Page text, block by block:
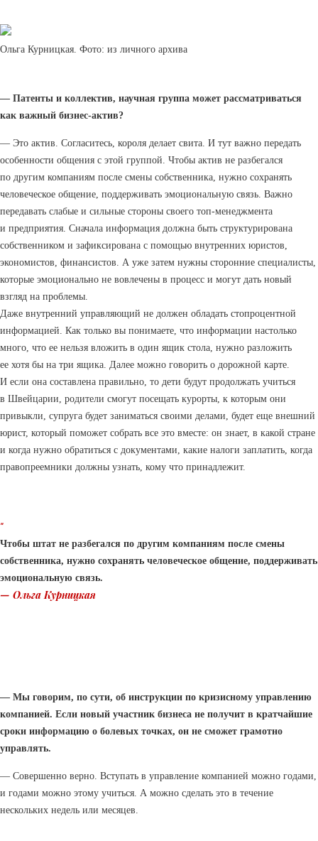
Ольга Курницкая. Фото: из личного архива
— Патенты и коллектив, научная группа может рассматриваться
как важный бизнес-актив?
— Это актив. Согласитесь, короля делает свита. И тут важно передать
особенности общения с этой группой. Чтобы актив не разбегался
по другим компаниям после смены собственника, нужно сохранять
человеческое общение, поддерживать эмоциональную связь. Важно
передавать слабые и сильные стороны своего топ-менеджмента
и предприятия. Сначала информация должна быть структурирована
собственником и зафиксирована с помощью внутренних юристов,
экономистов, финансистов. А уже затем нужны сторонние специалисты,
которые эмоционально не вовлечены в процесс и могут дать новый
взгляд на проблемы.
Даже внутренний управляющий не должен обладать стопроцентной
информацией. Как только вы понимаете, что информации настолько
много, что ее нельзя вложить в один ящик стола, нужно разложить
ее хотя бы на три ящика. Далее можно говорить о дорожной карте.
И если она составлена правильно, то дети будут продолжать учиться
в Швейцарии, родители смогут посещать курорты, к которым они
привыкли, супруга будет заниматься своими делами, будет еще внешний
юрист, который поможет собрать все это вместе: он знает, в какой стране
и когда нужно обратиться с документами, какие налоги заплатить, когда
правопреемники должны узнать, кому что принадлежит.
“
Чтобы штат не разбегался по другим компаниям после смены
собственника, нужно сохранять человеческое общение, поддерживать
эмоциональную связь.
— Ольга Курницкая
— Мы говорим, по сути, об инструкции по кризисному управлению
компанией. Если новый участник бизнеса не получит в кратчайшие
сроки информацию о болевых точках, он не сможет грамотно
управлять.
— Совершенно верно. Вступать в управление компанией можно годами,
и годами можно этому учиться. А можно сделать это в течение
нескольких недель или месяцев.